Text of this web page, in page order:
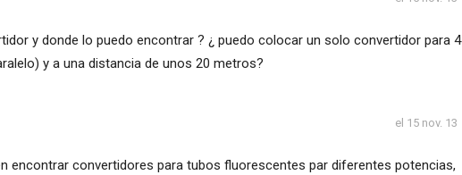
y donde lo puedo encontrar ? ¿ puedo colocar un solo convertidor para 4
y a una distancia de unos 20 metros?
el 15 nov. 13
encontrar convertidores para tubos fluorescentes par diferentes potencias,